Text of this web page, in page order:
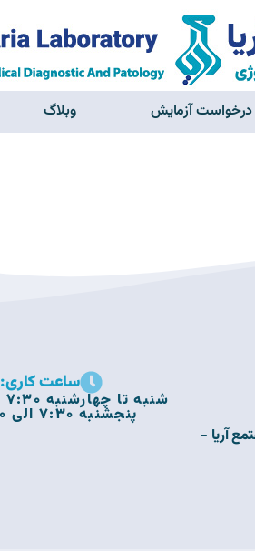
درخواست آزمایش وبلاگ
آریا -
ساعت کاری:
شنبه تا چهارشنبه 7:30 الی 21:30
پنجشنبه 7:30 الی 20:30